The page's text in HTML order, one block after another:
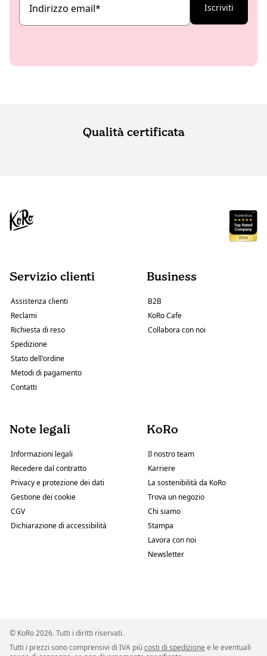
Indirizzo email* Iscriviti
Qualità certificata
Servizio clienti
Assistenza clienti
Reclami
Richiesta di reso
Spedizione
Stato dell'ordine
Metodi di pagamento
Contatti
Business
B2B
KoRo Cafe
Collabora con noi
Note legali
Informazioni legali
Recedere dal contratto
Privacy e protezione dei dati
Gestione dei cookie
CGV
Dichiarazione di accessibilità
KoRo
Il nostro team
Karriere
La sostenibilità da KoRo
Trova un negozio
Chi siamo
Stampa
Lavora con noi
Newsletter
© KoRo 2026. Tutti i diritti riservati.
Tutti i prezzi sono comprensivi di IVA piùcosti di spedizione e le eventuali